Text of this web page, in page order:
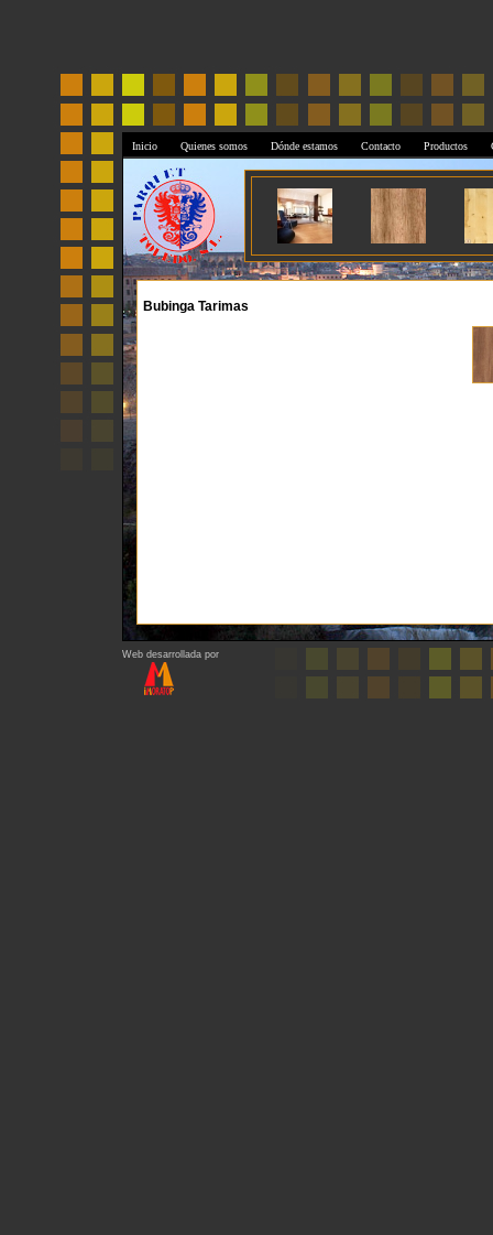
Web desarrollada por
Inicio Quienes somos Dónde estamos Contacto Productos
Bubinga Tarimas